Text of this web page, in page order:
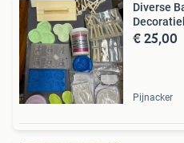
Diverse
€ 25,00
Pijnacker